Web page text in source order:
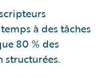
à des tâches
80 % des
structurées.